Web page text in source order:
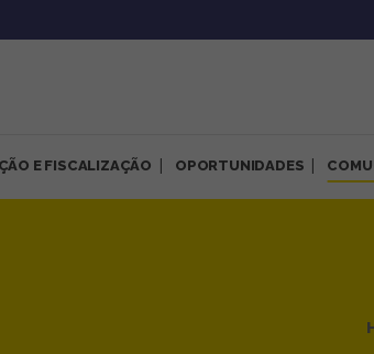
E FISCALIZAÇÃO OPORTUNIDADES